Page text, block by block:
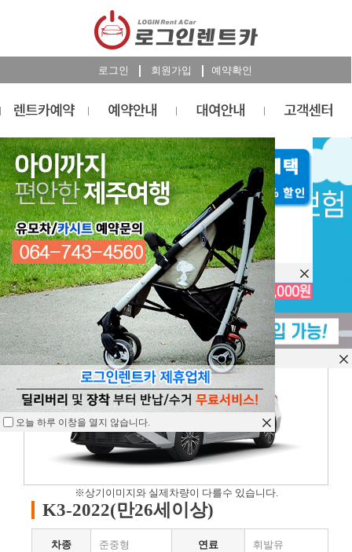
로그인 회원가입 예약확인
렌트카예약
RESERVATION
렌트카 예약하기
※상기이미지와 실제차량이 다를수 있습니다.
K3-2022(만26세이상)
차종 준중형 연료 휘발유
오늘 하루 이창을 열지 않습니다.
오늘 하루 이창을 열지 않습니다.
오늘 하루 이창을 열지 않습니다.
오늘 하루 이창을 열지 않습니다.